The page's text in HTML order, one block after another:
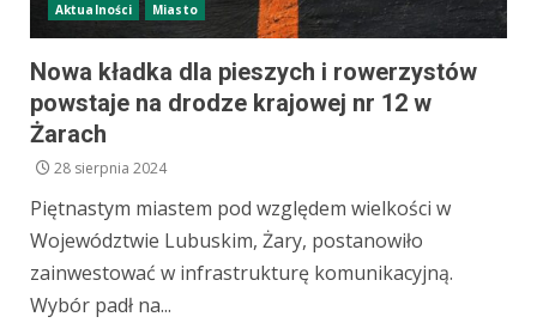
Aktualności Miasto
Nowa kładka dla pieszych i rowerzystów
powstaje na drodze krajowej nr 12 w
Żarach
28 sierpnia 2024
Piętnastym miastem pod względem wielkości w
Województwie Lubuskim, Żary, postanowiło
zainwestować w infrastrukturę komunikacyjną.
Wybór padł na...